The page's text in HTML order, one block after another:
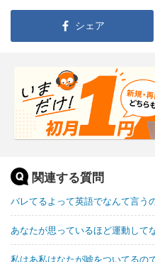
シェア
関連する質問
バレてるよって英語でなんて言う
あなたが思っているほど運動して
私はあ私はなたが嘘をついてるの